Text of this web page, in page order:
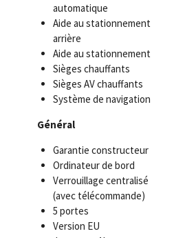
automatique
Aide au stationnement
arrière
Aide au stationnement
Sièges chauffants
Sièges AV chauffants
Système de navigation
Général
Garantie constructeur
Ordinateur de bord
Verrouillage centralisé
(avec télécommande)
5 portes
Version EU